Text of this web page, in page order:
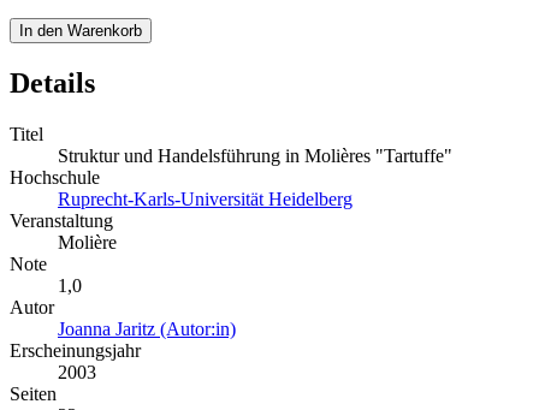
In den Warenkorb
Details
Titel
Struktur und Handelsführung in Molières "Tartuffe"
Hochschule
Ruprecht-Karls-Universität Heidelberg
Veranstaltung
Molière
Note
1,0
Autor
Joanna Jaritz (Autor:in)
Erscheinungsjahr
2003
Seiten